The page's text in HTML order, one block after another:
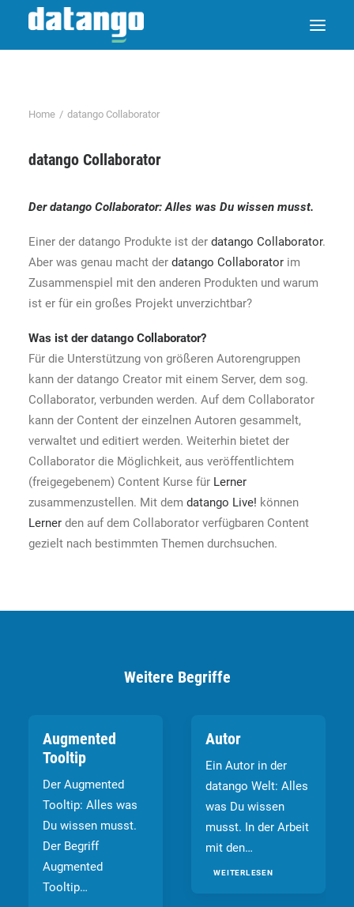
Home datango Collaborator
datango Collaborator
Derdatango Collaborator: Alles was Du wissen musst.
Einer der datango Produkte ist der datango Collaborator.
Aber was genau macht der datango Collaborator im
Zusammenspiel mit den anderen Produkten und warum
ist er für ein großes Projekt unverzichtbar?
Was ist derdatango Collaborator?
Für die Unterstützung von größeren Autorengruppen
kann der datango Creator mit einem Server, dem sog.
Collaborator, verbunden werden. Auf dem Collaborator
kann der Content der einzelnen Autoren gesammelt,
verwaltet und editiert werden. Weiterhin bietet der
Collaborator die Möglichkeit, aus veröffentlichtem
(freigegebenem) Content Kurse für Lerner
zusammenzustellen. Mit dem datango Live! können
Lerner den auf dem Collaborator verfügbaren Content
gezielt nach bestimmten Themen durchsuchen.
Weitere Begriffe
Augmented
Tooltip
Der Augmented
Tooltip: Alles was
Du wissen musst.
Der Begriff
Augmented
Tooltip…
Autor
Ein Autor in der
datango Welt: Alles
was Du wissen
musst. In der Arbeit
mit den…
WEITERLESEN